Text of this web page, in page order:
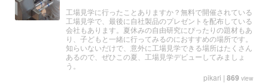
工場見学に行ったことありますか？無料で開催されている
工場見学で、最後に自社製品のプレゼントを配布している
会社もあります。夏休みの自由研究にぴったりの題材もあ
り、子どもと一緒に行ってみるのにおすすめの場所です。
知らいないだけで、意外に工場見学できる場所はたくさん
あるので、ぜひこの夏、工場見学デビューしてみましょ
う。
pikari | 869 view